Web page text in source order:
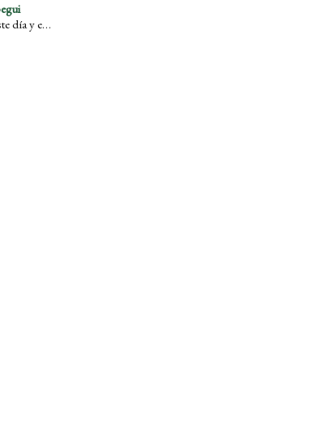
Quédate este día y esta noche conmigo